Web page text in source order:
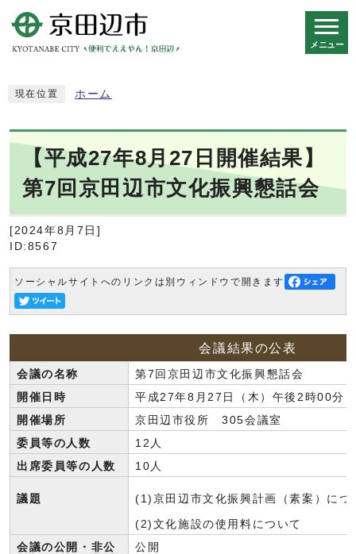
メニュー
現在位置 ホーム
【平成27年8月27日開催結果】
第7回京田辺市文化振興懇話会
[2024年8月7日]
ID:8567
ソーシャルサイトへのリンクは別ウィンドウで開きます
会議結果の公表
会議の名称
第7回京田辺市文化振興懇話会
開催日時
平成27年8月27日（木）午後2時00分
開催場所
京田辺市役所 305会議室
委員等の人数
12人
出席委員等の人数
10人
議題 (1)京田辺市文化振興計画（素案）につ
(2)文化施設の使用料について
会議の公開・非公
公開